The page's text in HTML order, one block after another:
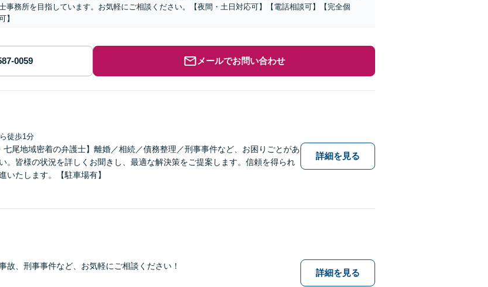
事務所を目指しています。お気軽にご相談ください。【夜間・土日対応可】【電話相談可】【完全個
】
メールでお問い合わせ
徒歩1分
七尾地域密着の弁護士】離婚／相続／債務整理／刑事事件など、お困りごとがあ
。皆様の状況を詳しくお聞きし、最適な解決策をご提案します。信頼を得られ
いたします。【駐車場有】
詳細を見る
故、刑事事件など、お気軽にご相談ください！
詳細を見る